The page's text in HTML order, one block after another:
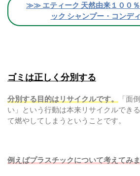
≫≫ エティーク 天然由来１００％
ック シャンプー・コンデ
ゴミは正しく分別する
分別する目的はリサイクルです。
「面
い」という行動は本来リサイクルでき
て燃やしてしまうということです。
例えばプラスチックについて考えてみ